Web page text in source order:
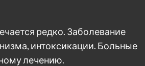
редко. Заболевание
интоксикации. Больные
лечению.